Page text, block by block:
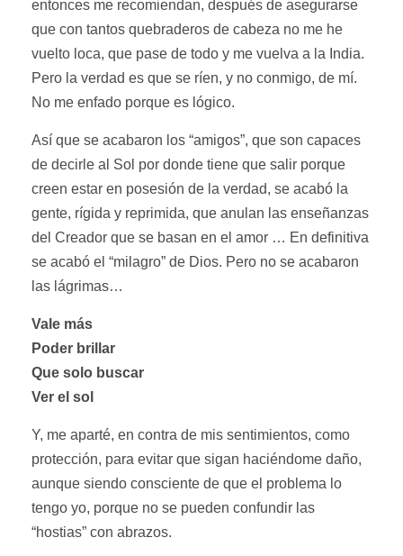
entonces me recomiendan, después de asegurarse
que con tantos quebraderos de cabeza no me he
vuelto loca, que pase de todo y me vuelva a la India.
Pero la verdad es que se ríen, y no conmigo, de mí.
No me enfado porque es lógico.
Así que se acabaron los “amigos”, que son capaces
de decirle al Sol por donde tiene que salir porque
creen estar en posesión de la verdad, se acabó la
gente, rígida y reprimida, que anulan las enseñanzas
del Creador que se basan en el amor … En definitiva
se acabó el “milagro” de Dios. Pero no se acabaron
las lágrimas…
Vale más
Poder brillar
Que solo buscar
Ver el sol
Y, me aparté, en contra de mis sentimientos, como
protección, para evitar que sigan haciéndome daño,
aunque siendo consciente de que el problema lo
tengo yo, porque no se pueden confundir las
“hostias” con abrazos.